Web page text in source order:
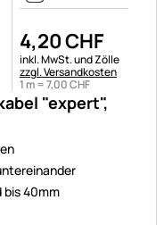
"expert",
bis 40mm
4,20CHF
Steuerhinweis:
inkl. MwSt. und Zölle
zzgl. Versandkosten
1 m =7,00CHF